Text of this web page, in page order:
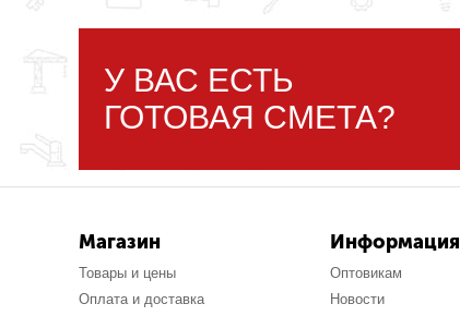
У ВАС ЕСТЬ
ГОТОВАЯ СМЕТА?
Магазин
Товары и цены
Оплата и доставка
Информация
Оптовикам
Новости